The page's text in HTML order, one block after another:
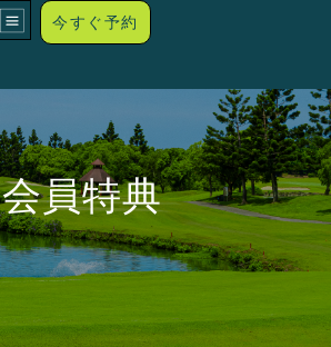
今すぐ予約
会員特典